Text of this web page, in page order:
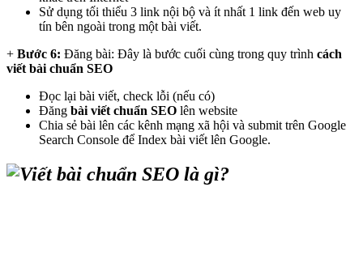
Sử dụng tối thiểu 3 link nội bộ và ít nhất 1 link đến web uy
tín bên ngoài trong một bài viết.
+ Bước 6: Đăng bài: Đây là bước cuối cùng trong quy trình cách
viết bài chuẩn SEO
Đọc lại bài viết, check lỗi (nếu có)
Đăng bài viết chuẩn SEO lên website
Chia sẻ bài lên các kênh mạng xã hội và submit trên Google
Search Console để Index bài viết lên Google.